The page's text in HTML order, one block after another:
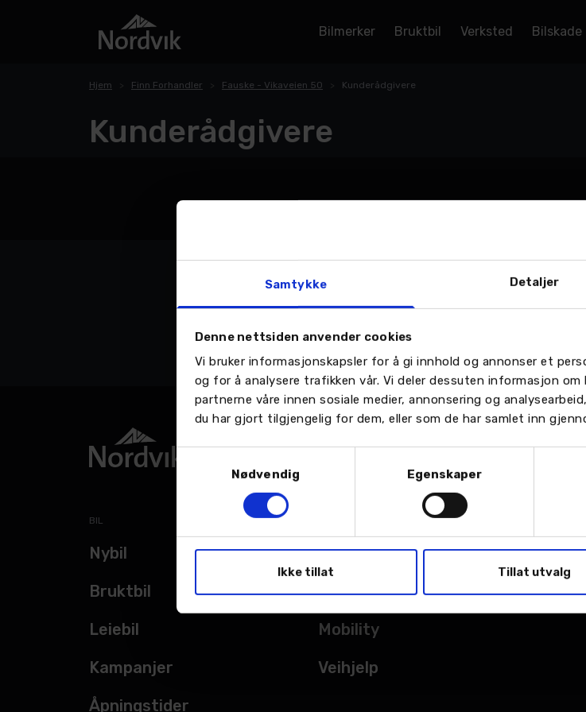
Samtykke Detaljer
Denne nettsiden anvender cookies
Vi bruker informasjonskapsler for å gi innhold og annonser et
og for å analysere trafikken vår. Vi deler dessuten informasjon
partnerne våre innen sosiale medier, annonsering og
du har gjort tilgjengelig for dem, eller som de har samlet inn
Samtykkevalg
Nødvendig
Egenskaper
Ikke tillat Tillat utvalg
Bilmerker Bruktbil Verksted Bilskade
Hjem Finn Forhandler Fauske - Vikaveien 50 Kunderådgivere
Kunderådgivere
BIL
Nybil
Bruktbil
Leiebil
Kampanjer
Åpningstider
Verksted
Bilskade
Mobility
Veihjelp